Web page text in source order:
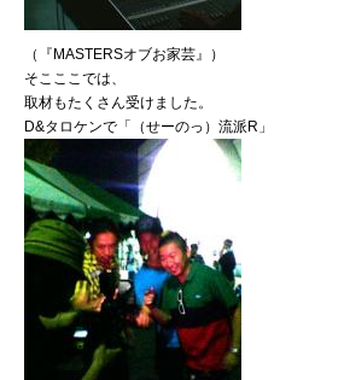
（『MASTERSオブお家芸』）
そこここでは、
取材もたくさん受けました。
D&タロケンで「（せーのっ）流派R」